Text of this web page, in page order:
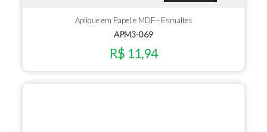
Aplique em Papel e MDF - Esmaltes
APM3-069
R$ 11,94